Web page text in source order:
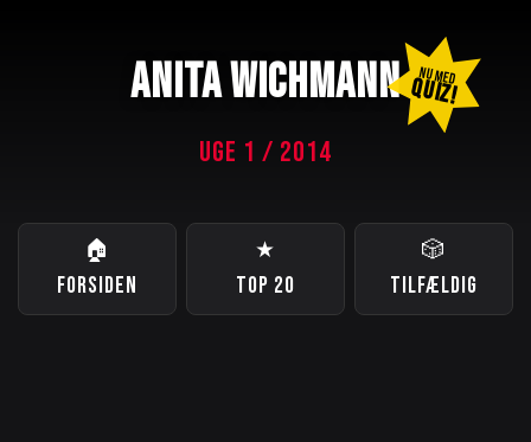
ANITA WICHMANN NU MED
QUIZ!
UGE 1 / 2014
🏠
FORSIDEN
★
TOP 20
🎲
TILFÆLDIG